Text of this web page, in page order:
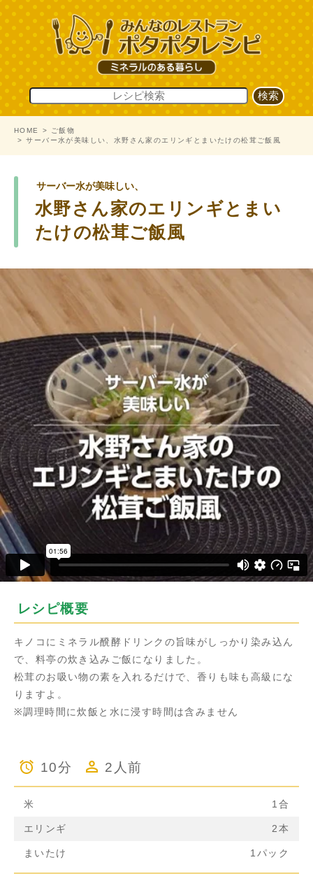
HOME
ご飯物
サーバー水が美味しい、水野さん家のエリンギとまいたけの松茸ご飯風
サーバー水が美味しい、
水野さん家のエリンギとまい
たけの松茸ご飯風
レシピ概要
キノコにミネラル醗酵ドリンクの旨味がしっかり染み込ん
で、料亭の炊き込みご飯になりました。
松茸のお吸い物の素を入れるだけで、香りも味も高級にな
りますよ。
※調理時間に炊飯と水に浸す時間は含みません
10分 2人前
米 1合
エリンギ 2本
まいたけ 1パック